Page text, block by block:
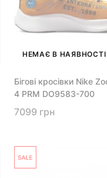
НЕМАЄ В НАЯВНОСТІ
Бігові кросівки Nike
4 PRM DO9583-700
7099 грн